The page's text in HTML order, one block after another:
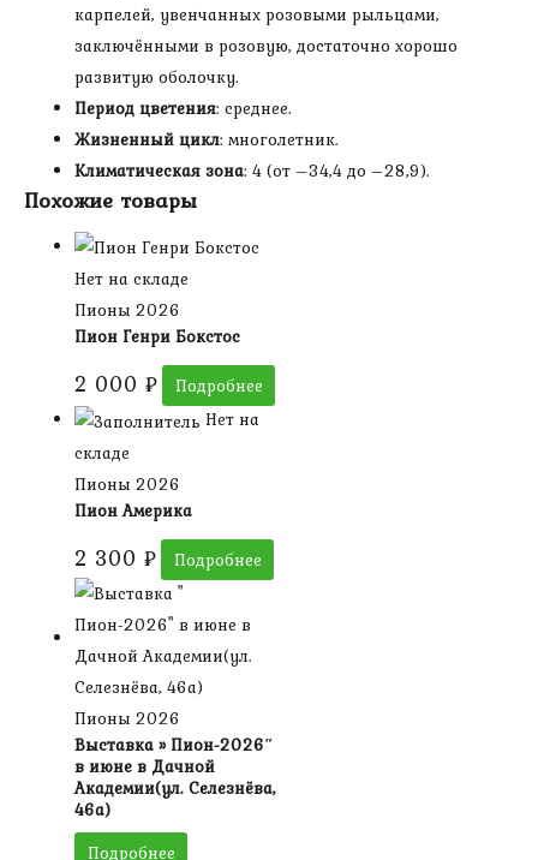
карпелей, увенчанных розовыми рыльцами,
заключёнными в розовую, достаточно хорошо
развитую оболочку.
Период цветения: среднее.
Жизненный цикл: многолетник.
Климатическая зона: 4 (от –34,4 до –28,9).
Похожие товары
Нет на складе
Пионы 2026
Пион Генри Бокстос
2 000 ₽
Подробнее
Нет на
складе
Пионы 2026
Пион Америка
2 300 ₽ Подробнее
Пионы 2026
Выставка » Пион-2026″
в июне в Дачной
Академии(ул. Селезнёва,
46а)
Подробнее